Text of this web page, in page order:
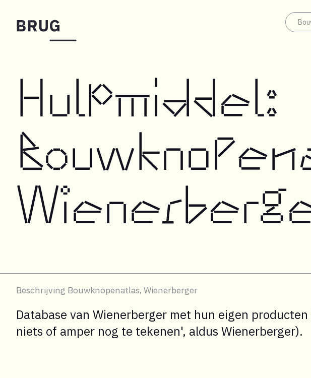
Hulpmiddel:
Beschrijving Bouwknopenatlas, Wienerberger
Database van Wienerberger met hun eigen
niets of amper nog te tekenen', aldus Wienerberger).